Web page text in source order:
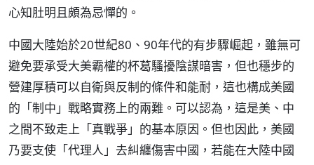
心知肚明且頗為忌憚的。
中國大陸始於20世紀80、90年代的有步驟崛起，雖無可
避免要承受大美霸權的杯葛騷擾陰謀暗害，但也穩步的
營建厚積可以自衛與反制的條件和能耐，這也構成美國
的「制中」戰略實務上的兩難。可以認為，這是美、中
之間不致走上「真戰爭」的基本原因。但也因此，美國
乃要支使「代理人」去糾纏傷害中國，若能在大陸中國